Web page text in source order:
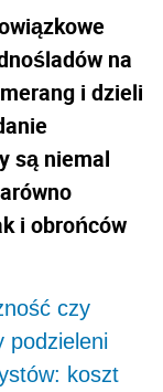
na
i dzieli
są niemal
i obrońców
czy
podzieleni
koszt